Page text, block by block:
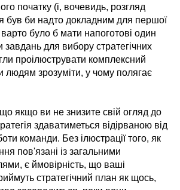
початку (і, вочевидь, розгляд
був би надто докладним для першої
варто було б мати напоготові один
для вибору стратегічних
проілюструвати комплексний
людям зрозуміти, у чому полягає
що якщо ви не знизите свій огляд до
здаватиметься відірваною від
команди. Без ілюстрації того, як
пов'язані із загальними
є ймовірність, що ваші
стратегічний план як щось,